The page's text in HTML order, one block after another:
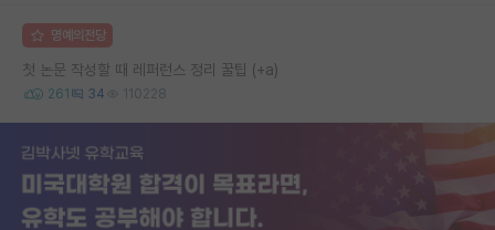
명예의전당
첫 논문 작성할 때 레퍼런스 정리 꿀팁 (+a)
261 34 110228